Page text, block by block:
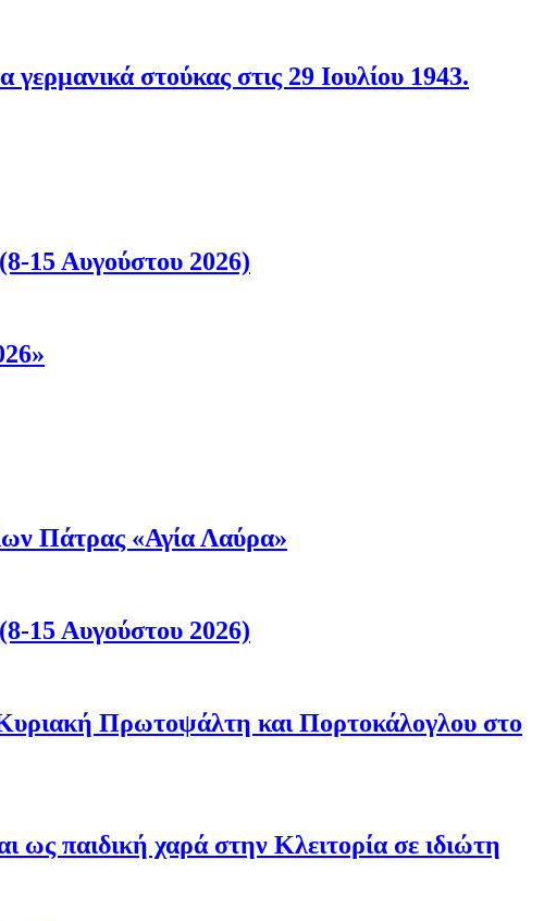
στούκας στις 29 Ιουλίου 1943.
15 Αυγούστου 2026)
Πάτρας «Αγία Λαύρα»
15 Αυγούστου 2026)
Πρωτοψάλτη και Πορτοκάλογλου στο
ως παιδική χαρά στην Κλειτορία σε ιδιώτη